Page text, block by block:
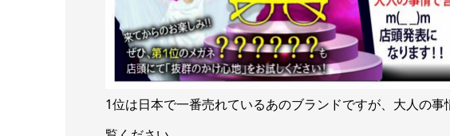
1位は日本で一番売れているあのブランドですが、大人の